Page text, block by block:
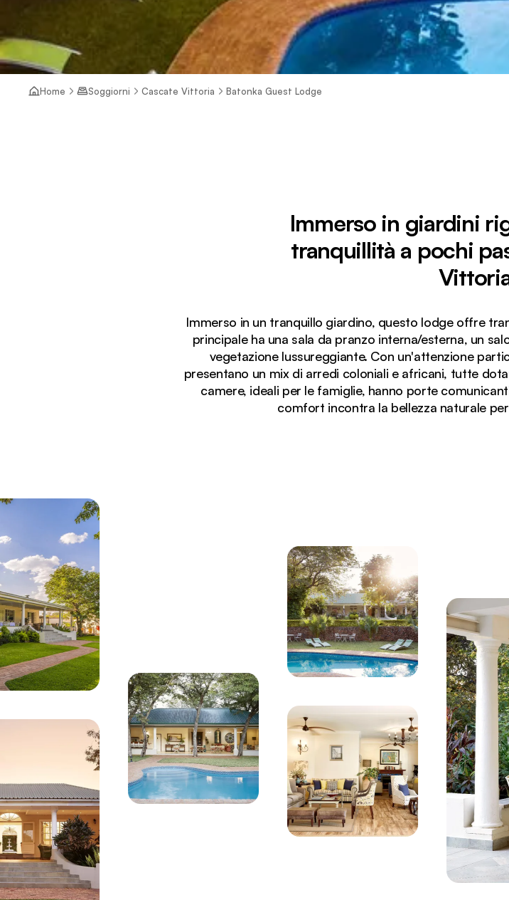
Home Soggiorni Cascate Vittoria Batonka Guest Lodge
Immerso in giardini
tranquillità a pochi
Immerso in un tranquillo giardino, questo lodge offre
principale ha una sala da pranzo interna/esterna, un
vegetazione lussureggiante. Con un'attenzione
presentano un mix di arredi coloniali e africani, tutte
camere, ideali per le famiglie, hanno porte
comfort incontra la bellezza naturale